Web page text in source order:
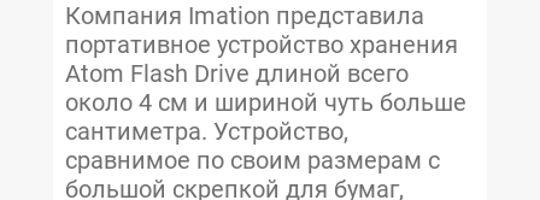
Компания Imation представила
портативное устройство хранения
Atom Flash Drive длиной всего
около 4 см и шириной чуть больше
сантиметра. Устройство,
сравнимое по своим размерам с
большой скрепкой для бумаг,